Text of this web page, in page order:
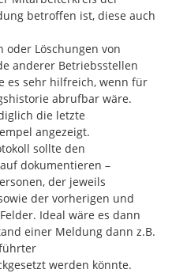
betroffen ist, diese auch
oder Löschungen von
anderer Betriebsstellen
es sehr hilfreich, wenn für
abrufbar wäre.
die letzte
angezeigt.
sollte den
dokumentieren –
der jeweils
der vorherigen und
Ideal wäre es dann
einer Meldung dann z.B.
werden könnte.